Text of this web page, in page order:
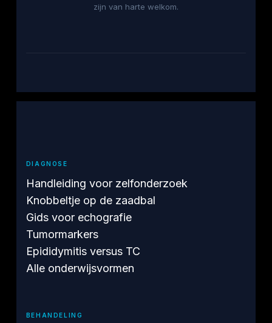
zijn van harte welkom.
DIAGNOSE
Handleiding voor zelfonderzoek
Knobbeltje op de zaadbal
Gids voor echografie
Tumormarkers
Epididymitis versus TC
Alle onderwijsvormen
BEHANDELING